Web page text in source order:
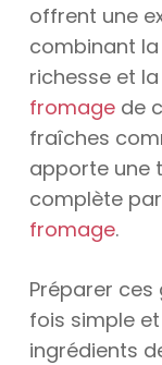
offrent une
combinant
richesse et
fromagede
fraîches
apporte une
complète
fromage.
Préparer
fois simple
ingrédients